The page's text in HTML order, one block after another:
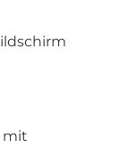
mit